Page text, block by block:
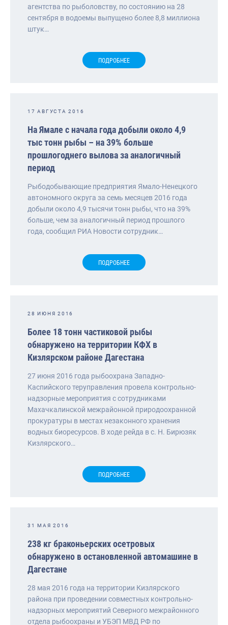
агентства по рыболовству, по состоянию на 28
сентября в водоемы выпущено более 8,8 миллиона
штук…
ПОДРОБНЕЕ
17 АВГУСТА 2016
На Ямале с начала года добыли около 4,9
тыс тонн рыбы – на 39% больше
прошлогоднего вылова за аналогичный
период
Рыбодобывающие предприятия Ямало-Ненецкого
автономного округа за семь месяцев 2016 года
добыли около 4,9 тысячи тонн рыбы, что на 39%
больше, чем за аналогичный период прошлого
года, сообщил РИА Новости сотрудник…
ПОДРОБНЕЕ
28 ИЮНЯ 2016
Более 18 тонн частиковой рыбы
обнаружено на территории КФХ в
Кизлярском районе Дагестана
27 июня 2016 года рыбоохрана Западно-
Каспийского теруправления провела контрольно-
надзорные мероприятия с сотрудниками
Махачкалинской межрайонной природоохранной
прокуратуры в местах незаконного хранения
водных биоресурсов. В ходе рейда в с. Н. Бирюзяк
Кизлярского…
ПОДРОБНЕЕ
31 МАЯ 2016
238 кг браконьерских осетровых
обнаружено в остановленной автомашине в
Дагестане
28 мая 2016 года на территории Кизлярского
района при проведении совместных контрольно-
надзорных мероприятий Северного межрайонного
отдела рыбоохраны и УБЭП МВД РФ по